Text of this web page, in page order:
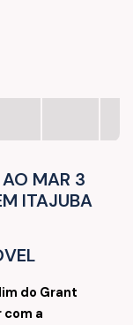
MAR 3
ITAJUBA
do Grant
a